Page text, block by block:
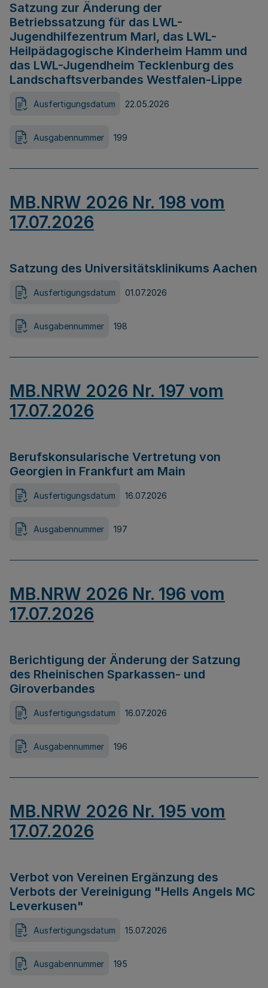
Satzung zur Änderung der
Betriebssatzung für das LWL-
Jugendhilfezentrum Marl, das LWL-
Heilpädagogische Kinderheim Hamm und
das LWL-Jugendheim Tecklenburg des
Landschaftsverbandes Westfalen-Lippe
Ausfertigungsdatum 22.05.2026
Ausgabennummer 199
MB.NRW 2026 Nr. 198 vom
17.07.2026
Satzung des Universitätsklinikums Aachen
Ausfertigungsdatum 01.07.2026
Ausgabennummer 198
MB.NRW 2026 Nr. 197 vom
17.07.2026
Berufskonsularische Vertretung von
Georgien in Frankfurt am Main
Ausfertigungsdatum 16.07.2026
Ausgabennummer 197
MB.NRW 2026 Nr. 196 vom
17.07.2026
Berichtigung der Änderung der Satzung
des Rheinischen Sparkassen- und
Giroverbandes
Ausfertigungsdatum 16.07.2026
Ausgabennummer 196
MB.NRW 2026 Nr. 195 vom
17.07.2026
Verbot von Vereinen Ergänzung des
Verbots der Vereinigung "Hells Angels MC
Leverkusen"
Ausfertigungsdatum 15.07.2026
Ausgabennummer 195